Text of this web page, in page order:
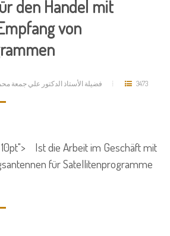
den Handel mit
von
فضيلة الأستاذ الدكتور علي جمعة 3473
10pt"> Ist die Arbeit im Geschäft mit
für Satellitenprogramme